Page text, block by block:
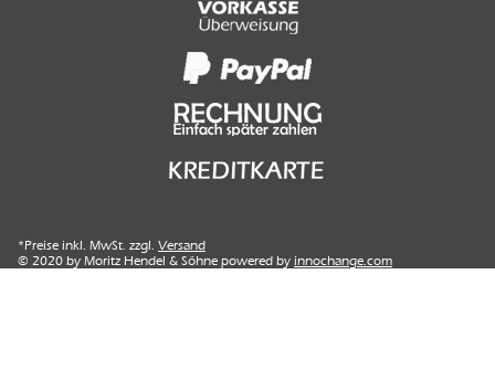
*Preise inkl. MwSt. zzgl. Versand
© 2020 by Moritz Hendel & Söhne powered by innochange.com